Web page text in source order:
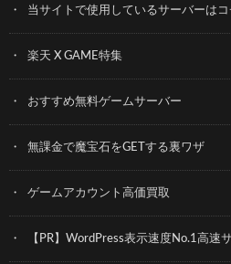
当サイトで使用しているサーバーはコ
楽天 X GAME特集
おすすめ無料ゲームサーバー
無課金で魔宝石をGETする裏ワザ
ゲームアカウント高価買取
【PR】WordPress表示速度No.1高速